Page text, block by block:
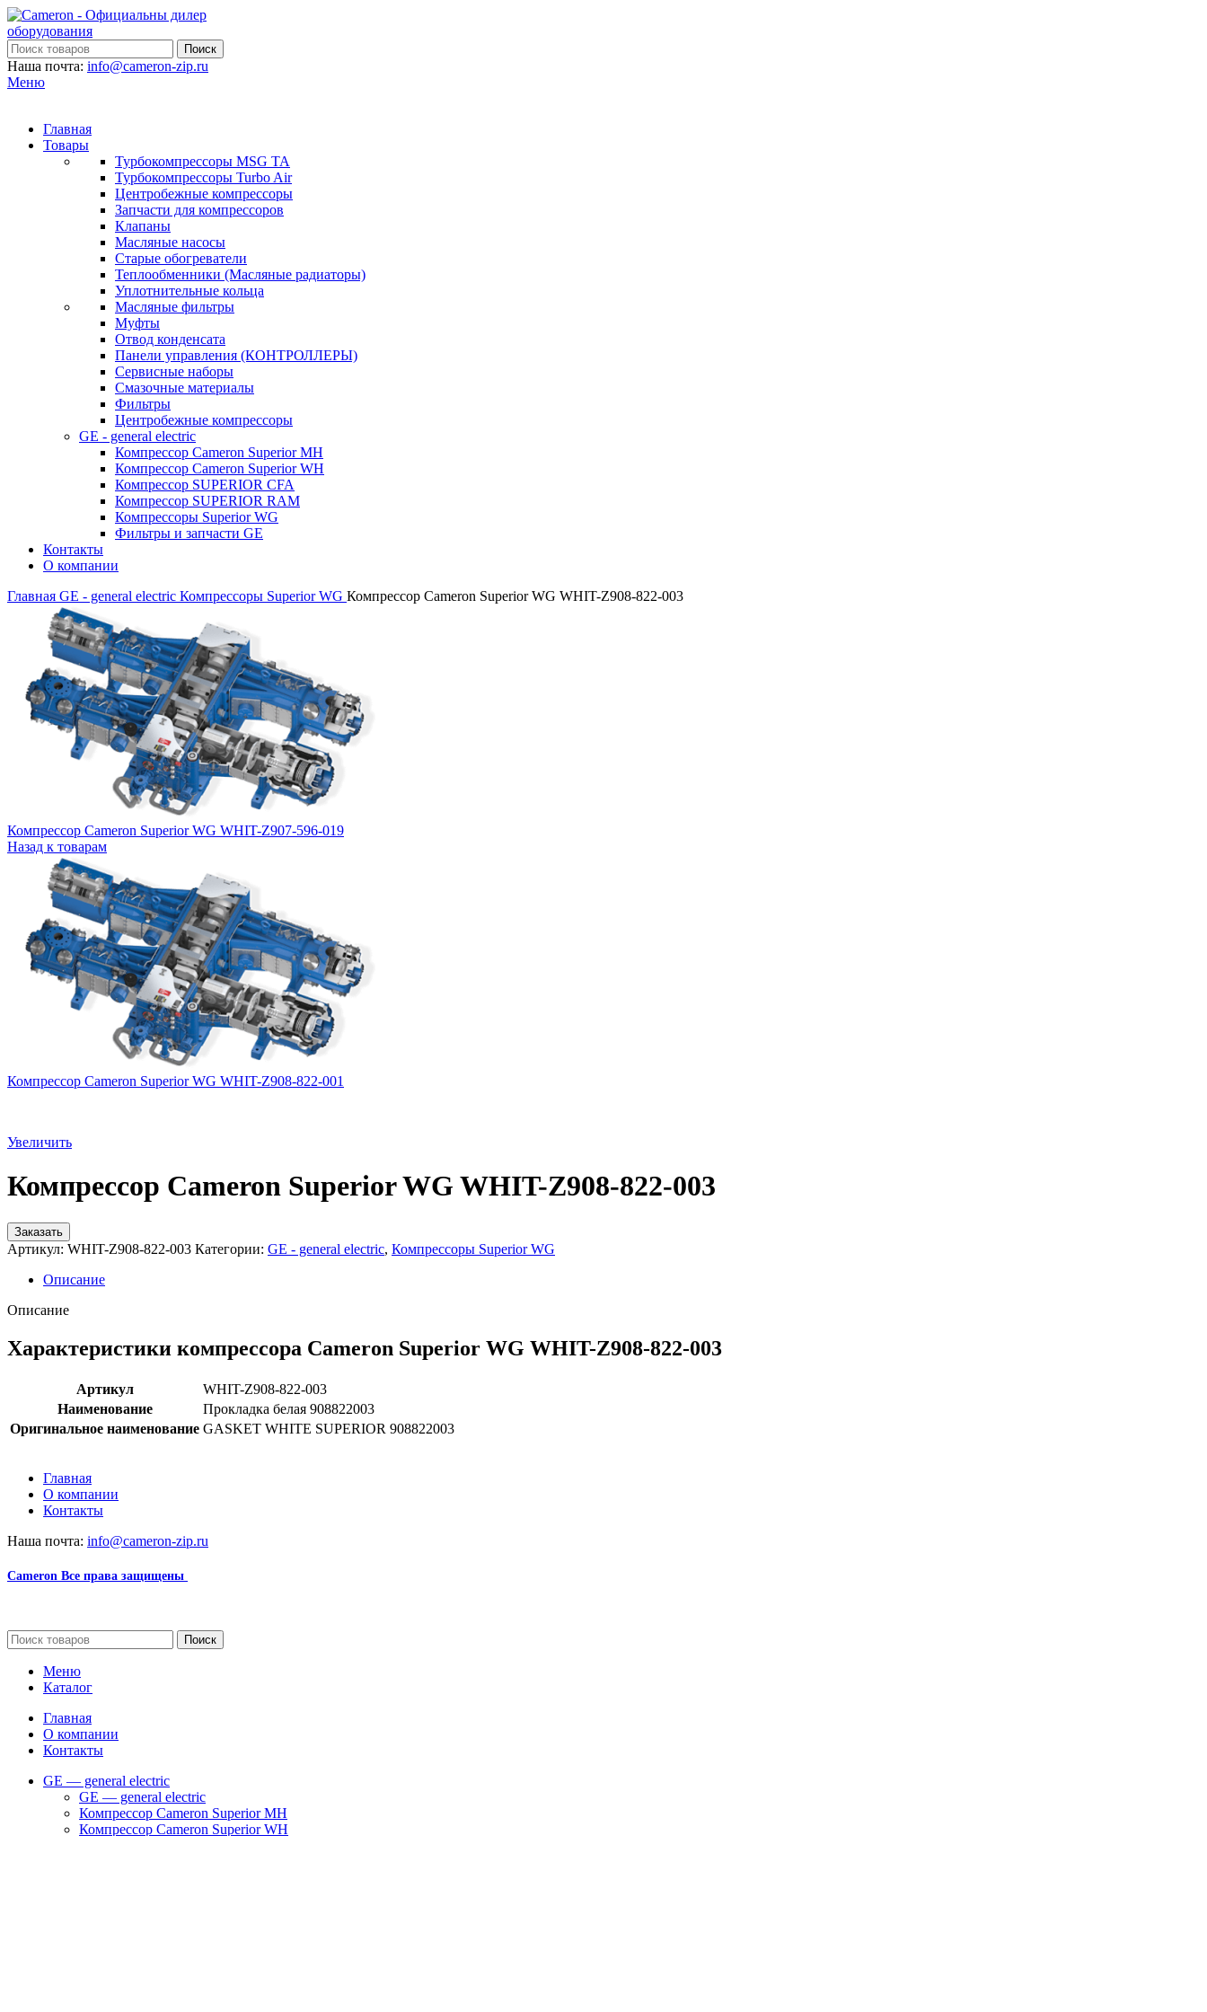
Поиск
Наша почта: info@cameron-zip.ru
Меню
Главная
Товары
Турбокомпрессоры MSG TA
Турбокомпрессоры Turbo Air
Центробежные компрессоры
Запчасти для компрессоров
Клапаны
Масляные насосы
Старые обогреватели
Теплообменники (Масляные радиаторы)
Уплотнительные кольца
Масляные фильтры
Муфты
Отвод конденсата
Панели управления (КОНТРОЛЛЕРЫ)
Сервисные наборы
Смазочные материалы
Фильтры
Центробежные компрессоры
GE - general electric
Компрессор Cameron Superior MH
Компрессор Cameron Superior WH
Компрессор SUPERIOR CFA
Компрессор SUPERIOR RAM
Компрессоры Superior WG
Фильтры и запчасти GE
Контакты
О компании
Главная GE - general electric Компрессоры Superior WG Компрессор Cameron Superior WG WHIT-Z908-822-003
Компрессор Cameron Superior WG WHIT-Z907-596-019
Назад к товарам
Компрессор Cameron Superior WG WHIT-Z908-822-001
Увеличить
Компрессор Cameron Superior WG WHIT-Z908-822-003
Заказать
Артикул: WHIT-Z908-822-003 Категории: GE - general electric, Компрессоры Superior WG
Описание
Описание
Характеристики компрессора Cameron Superior WG WHIT-Z908-822-003
Артикул
WHIT-Z908-822-003
Наименование
Прокладка белая 908822003
Оригинальное наименование GASKET WHITE SUPERIOR 908822003
Главная
О компании
Контакты
Наша почта: info@cameron-zip.ru
Cameron Все права защищены
Поиск
Меню
Каталог
Главная
О компании
Контакты
GE — general electric
GE — general electric
Компрессор Cameron Superior MH
Компрессор Cameron Superior WH